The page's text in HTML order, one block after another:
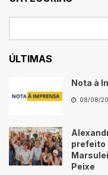
ÚLTIMAS
Nota à
08/08/
prefeito
Peixe